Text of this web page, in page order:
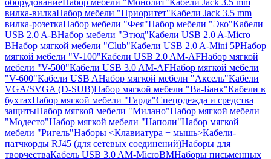
оборудованиеНабор мебели "Монолит"Кабели Jack 3.5 mm
вилка-вилкаНабор мебели "Приоритет"Кабели Jack 3.5 mm
вилка-розеткаНабор мебели "Фея"Набор мебели "Эко"Кабели
USB 2.0 A-BНабор мебели "Этюд"Кабели USB 2.0 A-Micro
BНабор мягкой мебели "Club"Кабели USB 2.0 A-Mini 5PНабор
мягкой мебели "V-100"Кабели USB 2.0 AM-AFНабор мягкой
мебели "V-500"Кабели USB 3.0 AM-AFНабор мягкой мебели
"V-600"Кабели USB AНабор мягкой мебели "Аксель"Кабели
VGA/SVGA (D-SUB)Набор мягкой мебели "Ва-Банк"Кабели в
бухтахНабор мягкой мебели "Гарда"Спецодежда и средства
защитыНабор мягкой мебели "Милано"Набор мягкой мебели
"Модесто"Набор мягкой мебели "Наполи"Набор мягкой
мебели "Ригель"Наборы <Клавиатура + мышь>Кабели-
патчкорды RJ45 (для сетевых соединений)Наборы для
творчестваКабель USB 3.0 AM-MicroBMНаборы письменных